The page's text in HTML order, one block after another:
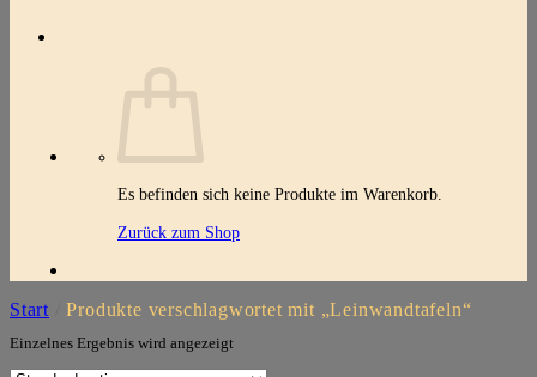
Es befinden sich keine Produkte im Warenkorb.
Zurück zum Shop
Start Produkte verschlagwortet mit „Leinwandtafeln“
Einzelnes Ergebnis wird angezeigt